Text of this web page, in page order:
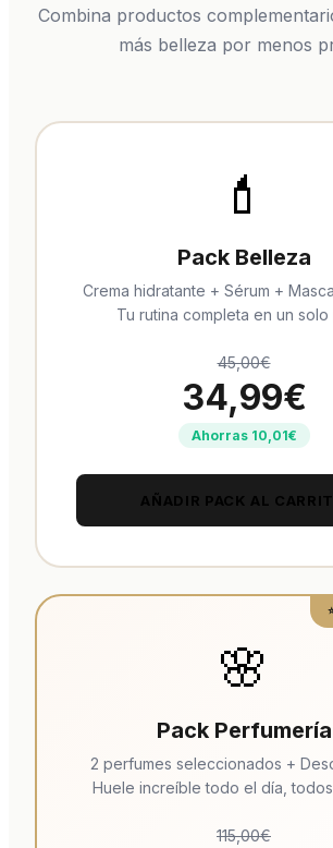
Combina productos
más belleza por menos
💄
Pack Belleza
Crema hidratante + Sérum +
Tu rutina completa en un solo
45,00€
34,99€
Ahorras 10,01€
AÑADIR PACK AL
🌸
Pack Perfumería
2 perfumes seleccionados +
Huele increíble todo el día,
115,00€